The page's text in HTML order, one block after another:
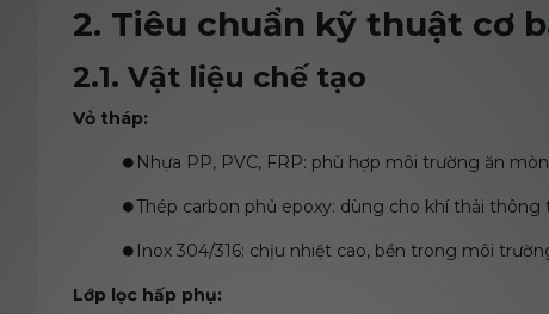
2. Tiêu chuẩn kỹ thuật cơ
2.1. Vật liệu chế tạo
Vỏ tháp:
⏺️Nhựa PP, PVC, FRP: phù hợp môi trường ăn
⏺️Thép carbon phủ epoxy: dùng cho khí thải thông
⏺️Inox 304/316: chịu nhiệt cao, bền trong môi
Lớp lọc hấp phụ: